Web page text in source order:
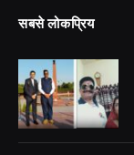
सबसे लोकप्रिय